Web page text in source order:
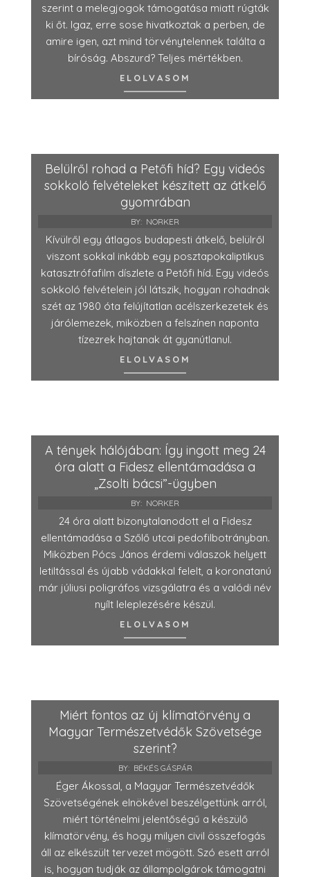
szerint a melegjogok támogatása miatt rúgták
ki őt. Igaz, erre sose hivatkoztak a perben, de
amire igen, azt mind törvénytelennek találta a
bíróság. Abszurd? Teljes mértékben.
ELOLVASOM
Belülről rohad a Petőfi híd? Egy videós
sokkoló felvételeket készített az átkelő
gyomrában
BY: NORKER
Kívülről egy átlagos budapesti átkelő, belülről
viszont sokkal inkább egy posztapokaliptikus
katasztrófafilm díszlete a Petőfi híd. Egy videós
sokkoló felvételein jól látszik, hogyan rohadnak
szét az 1980 óta felújítatlan acélszerkezetek és
járólemezek, miközben a felszínen naponta
tízezrek hajtanak át gyanútlanul.
ELOLVASOM
A tények hálójában: Így ingott meg 24
óra alatt a Fidesz ellentámadása a
„Zsolti bácsi”-ügyben
BY: NORKER
24 óra alatt bizonytalanodott el a Fidesz
ellentámadása a Szőlő utcai pedofilbotrányban.
Miközben Pócs János érdemi válaszok helyett
letiltással és újabb vádakkal felelt, a koronatanú
már júliusi poligráfos vizsgálatra és a valódi név
nyílt leleplezésére készül.
ELOLVASOM
Miért fontos az új klímatörvény a
Magyar Természetvédők Szövetsége
szerint?
BY: BÉKÉS GÁSPÁR
Éger Ákossal, a Magyar Természetvédők
Szövetségének elnökével beszélgettünk arról,
miért történelmi jelentőségű a készülő
klímatörvény, és hogy milyen civil összefogás
áll az elkészült tervezet mögött. Szó esett arról
is, hogyan tudják az állampolgárok támogatni